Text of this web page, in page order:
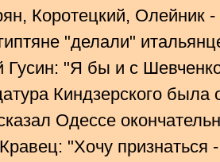
Коротецкий, Олейник -
"делали"
Гусин: "Я бы и с
Киндзерского была
Одессе
"Хочу признаться